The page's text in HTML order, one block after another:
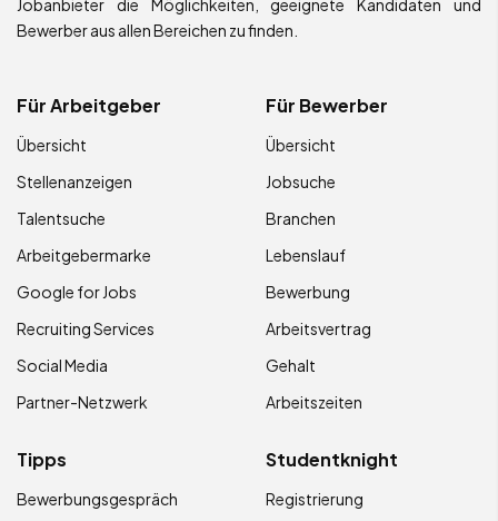
Bewerber aus allen Bereichen zu finden.
Für Arbeitgeber
Übersicht
Stellenanzeigen
Talentsuche
Arbeitgebermarke
Google for Jobs
Recruiting Services
Social Media
Partner-Netzwerk
Für Bewerber
Übersicht
Jobsuche
Branchen
Lebenslauf
Bewerbung
Arbeitsvertrag
Gehalt
Arbeitszeiten
Tipps
Bewerbungsgespräch
Studentknight
Registrierung